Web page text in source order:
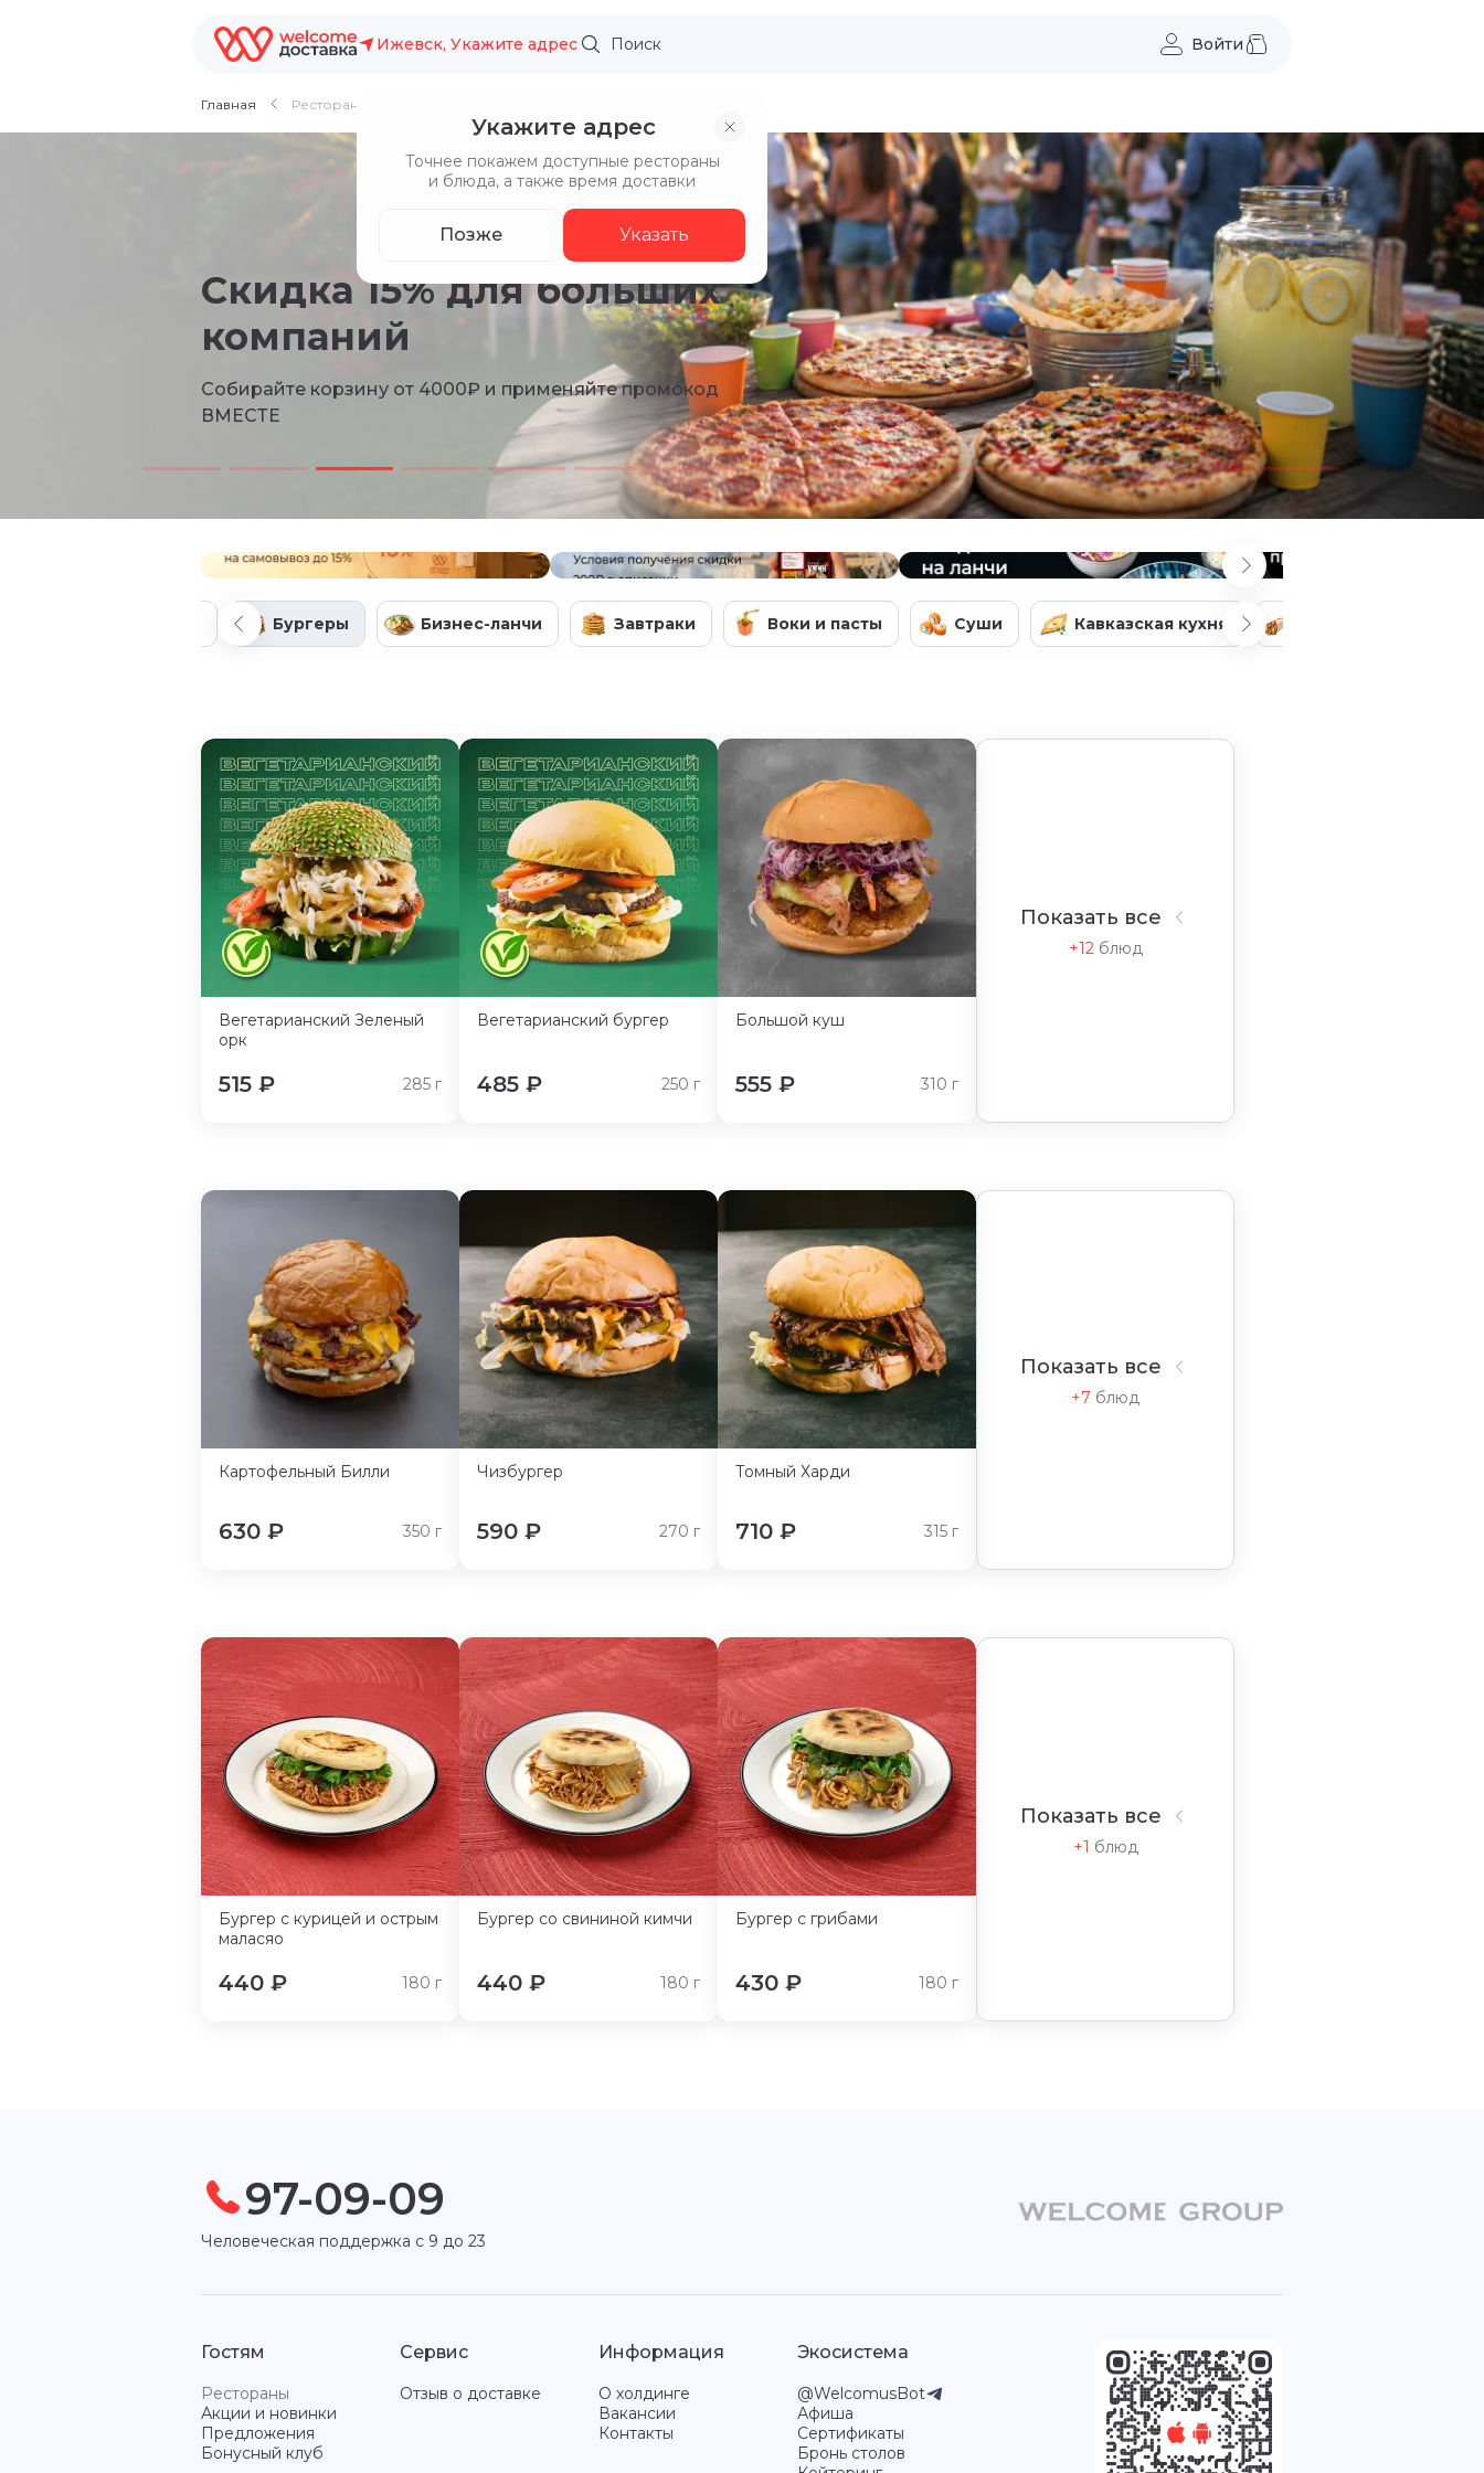
Главная Рестораны
Хиты кавказской кухни
Выбирайте свое любимое блюдо из ресторанов Нино
играет в домино, Чайхана Бирюза, Ялта, GIROS!
Бургеры Бизнес-ланчи Завтраки Воки и пасты Суши Кавказская кухня
Вегетарианский Зеленый
орк
515 ₽ 285 г
Вегетарианский бургер
485 ₽ 250 г
Большой куш
555 ₽ 310 г
Показать все
+12 блюд
Картофельный Билли
630 ₽ 350 г
Чизбургер
590 ₽ 270 г
Томный Харди
710 ₽ 315 г
Показать все
+7 блюд
Бургер с курицей и острым
маласяо
440 ₽ 180 г
Бургер со свининой кимчи
440 ₽ 180 г
Бургер с грибами
430 ₽ 180 г
Показать все
+1 блюд
Ижевск, Укажите адрес Войти
97-09-09
Человеческая поддержка с 9 до 23
Гостям
Рестораны
Акции и новинки
Предложения
Бонусный клуб
Сервис
Отзыв о доставке
Информация
О холдинге
Вакансии
Контакты
Экосистема
@WelcomusBot
Афиша
Сертификаты
Бронь столов
Укажите адрес
Точнее покажем доступные рестораны
и блюда, а также время доставки
Позже Указать